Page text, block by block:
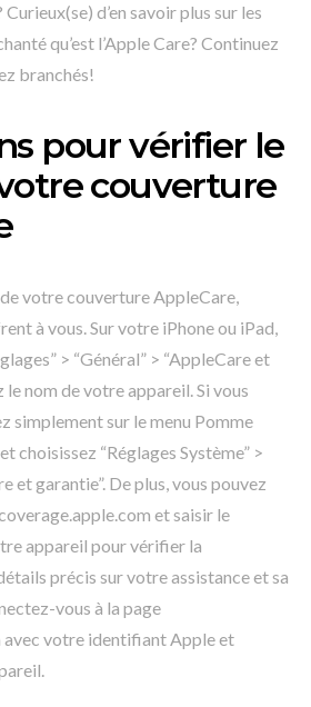
d’en savoir plus sur les
qu’est l’Apple Care? Continuez
branchés!
pour vérifier le
couverture
votre couverture AppleCare,
à vous. Sur votre iPhone ou iPad,
> “Général” > “AppleCare et
le nom de votre appareil. Si vous
simplement sur le menu Pomme
choisissez “Réglages Système” >
et garantie”. De plus, vous pouvez
et saisir le
appareil pour vérifier la
précis sur votre assistance et sa
vous à la page
votre identifiant Apple et